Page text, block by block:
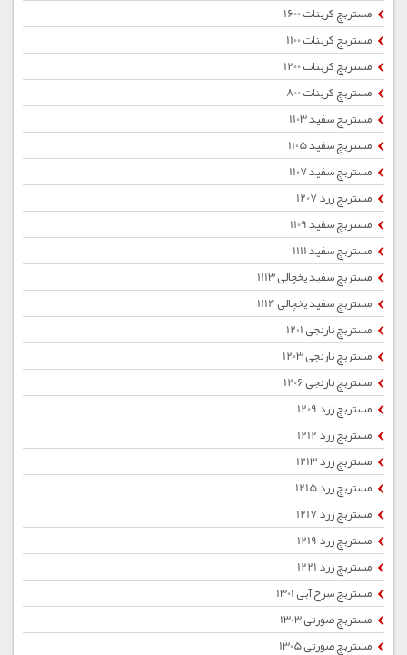
مستربچ کربنات 1600
مستربچ کربنات 1100
مستربچ کربنات 1200
مستربچ کربنات 800
مستربچ سفید 1103
مستربچ سفید 1105
مستربچ سفید 1107
مستربچ زرد 1207
مستربچ سفید 1109
مستربچ سفید 1111
مستربچ سفید یخچالی 1113
مستربچ سفید یخچالی 1114
مستربچ نارنجی 1201
مستربچ نارنجی 1203
مستربچ نارنجی 1206
مستربچ زرد 1209
مستربچ زرد 1212
مستربچ زرد 1213
مستربچ زرد 1215
مستربچ زرد 1217
مستربچ زرد 1219
مستربچ زرد 1221
مستربچ سرخ آبی 1301
مستربچ صورتی 1303
مستربچ صورتی 1305